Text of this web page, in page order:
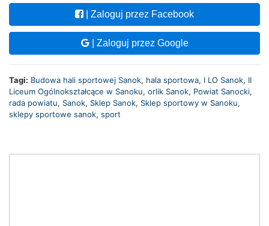
| Zaloguj przez Facebook
| Zaloguj przez Google
Tagi: Budowa hali sportowej Sanok, hala sportowa, I LO Sanok, II
Liceum Ogólnokształcące w Sanoku, orlik Sanok, Powiat Sanocki,
rada powiatu, Sanok, Sklep Sanok, Sklep sportowy w Sanoku,
sklepy sportowe sanok, sport